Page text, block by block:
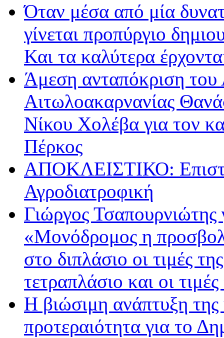
Όταν μέσα από μία
γίνεται προπύργιο
Και τα καλύτερα
Άμεση ανταπόκριση του
Αιτωλοακαρνανίας
Νίκου Χολέβα για τον
Πέρκος
ΑΠΟΚΛΕΙΣΤΙΚΟ:
Αγροδιατροφική
Γιώργος
«Μονόδρομος η
στο διπλάσιο οι τιμές
τετραπλάσιο και οι
Η βιώσιμη ανάπτυξη της
προτεραιότητα για το